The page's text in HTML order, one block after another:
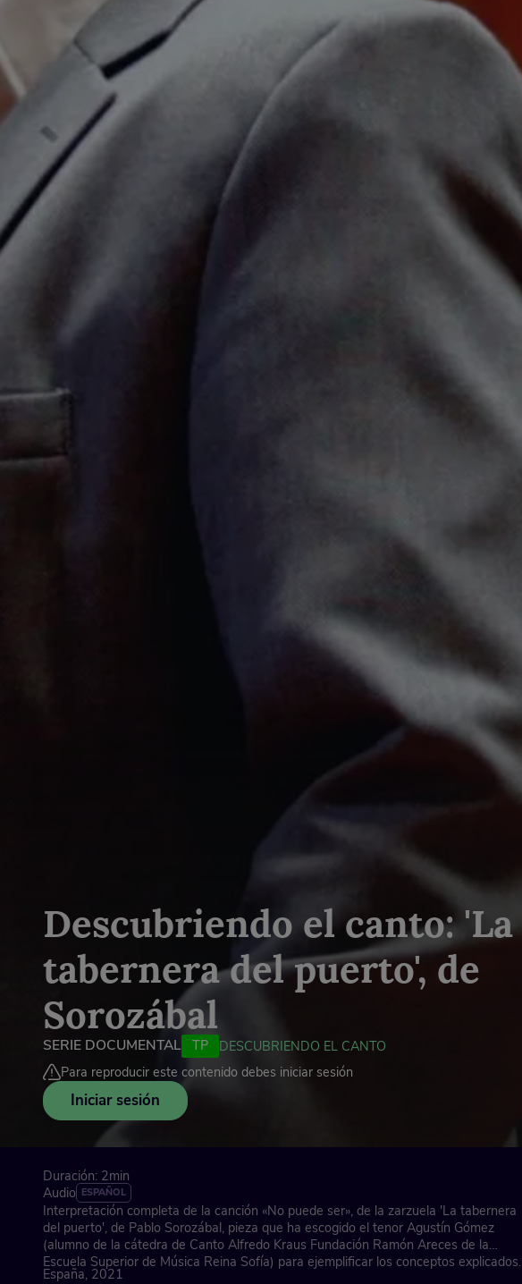
Descubriendo el canto: 'La
tabernera del puerto', de
Sorozábal
SERIE DOCUMENTAL TP
DESCUBRIENDO EL CANTO
Para reproducir este contenido debes iniciar sesión
Iniciar sesión
Duración: 2min
Audio ESPAÑOL
Interpretación completa de la canción «No puede ser», de la zarzuela 'La tabernera
del puerto', de Pablo Sorozábal, pieza que ha escogido el tenor Agustín Gómez
(alumno de la cátedra de Canto Alfredo Kraus Fundación Ramón Areces de la
Escuela Superior de Música Reina Sofía) para ejemplificar los conceptos explicados.
España, 2021